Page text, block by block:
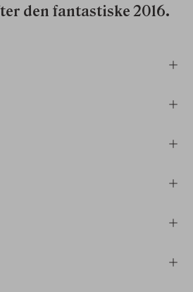
den fantastiske 2016.